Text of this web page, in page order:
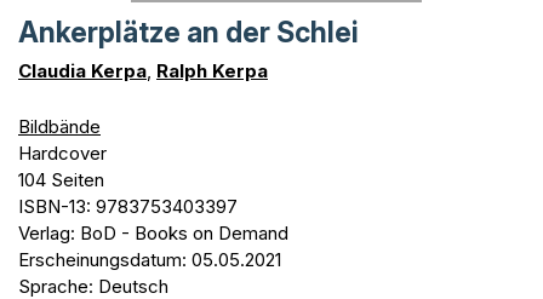
Ankerplätze an der Schlei
Claudia Kerpa Ralph Kerpa
Bildbände
Hardcover
104 Seiten
ISBN-13: 9783753403397
Verlag: BoD - Books on Demand
Erscheinungsdatum: 05.05.2021
Sprache: Deutsch